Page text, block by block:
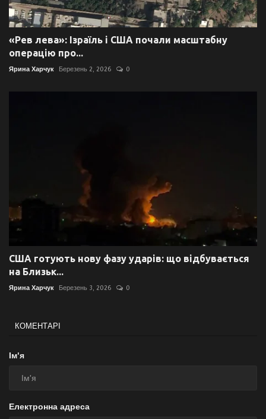
«Рев лева»: Ізраїль і США почали масштабну
операцію про...
Ярина Харчук Березень 2, 2026 0
США готують нову фазу ударів: що відбувається
на Близьк...
Ярина Харчук Березень 3, 2026 0
КОМЕНТАРІ
Ім'я
Електронна адреса